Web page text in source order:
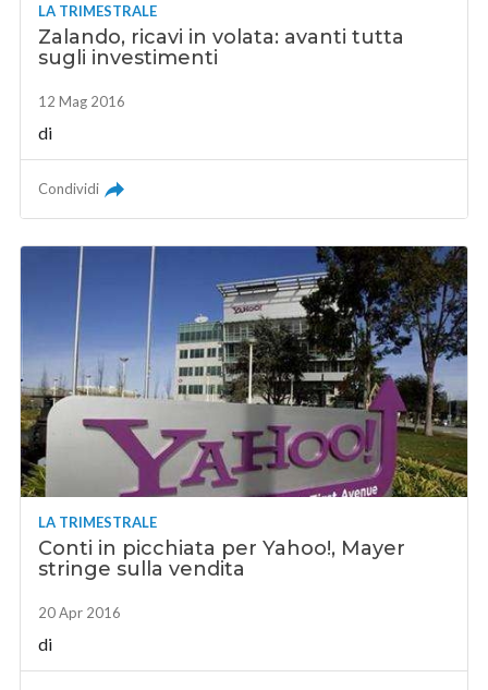
LA TRIMESTRALE
Zalando, ricavi in volata: avanti tutta
sugli investimenti
12 Mag 2016
di
Condividi
LA TRIMESTRALE
Conti in picchiata per Yahoo!, Mayer
stringe sulla vendita
20 Apr 2016
di